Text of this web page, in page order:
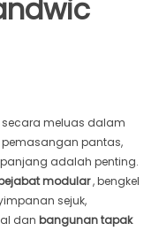
meluas dalam
pantas,
adalah penting.
modular, bengkel
sejuk,
dan bangunan tapak